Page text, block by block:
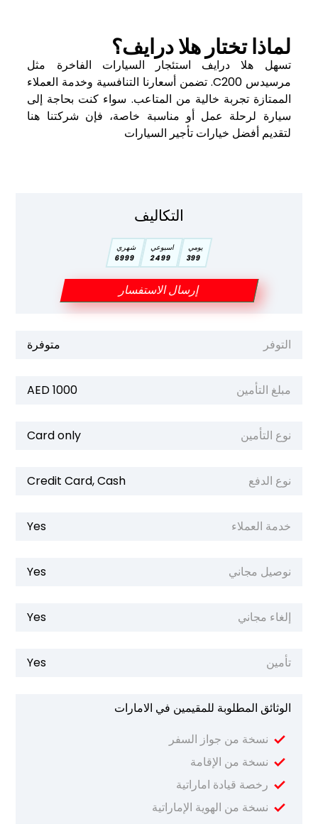
لماذا تختار هلا درايف؟
تسهل هلا درايف استئجار السيارات الفاخرة مثل
مرسيدس C200. تضمن أسعارنا التنافسية وخدمة العملاء
الممتازة تجربة خالية من المتاعب. سواء كنت بحاجة إلى
سيارة لرحلة عمل أو مناسبة خاصة، فإن شركتنا هنا
لتقديم أفضل خيارات تأجير السيارات
التكاليف
يومي
399
اسبوعي
2499
شهري
6999
إرسال الاستفسار
التوفر متوفرة
مبلغ التأمين 1000 AED
نوع التأمين Card only
نوع الدفع Credit Card, Cash
خدمة العملاء Yes
نوصيل مجاني Yes
إلغاء مجاني Yes
تأمين Yes
الوثائق المطلوبة للمقيمين في الامارات
نسخة من جواز السفر
نسخة من الإقامة
رخصة قيادة اماراتية
نسخة من الهوية الإماراتية